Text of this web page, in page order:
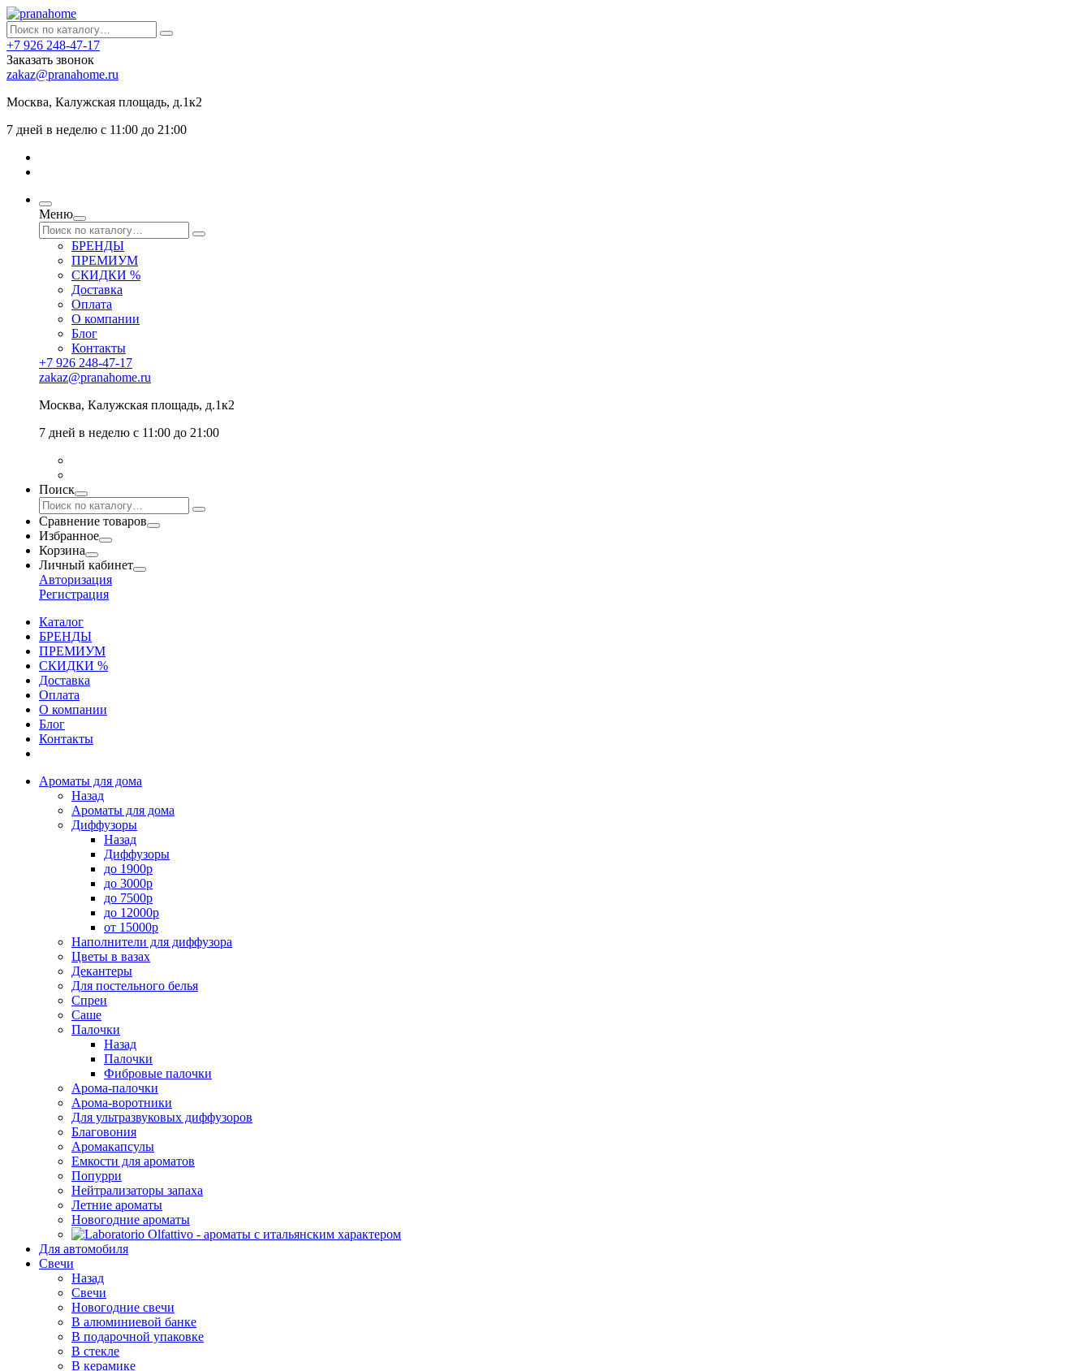
+7 926 248-47-17
Заказать звонок
zakaz@pranahome.ru
Москва, Калужская площадь, д.1к2
7 дней в неделю с 11:00 до 21:00
Меню
БРЕНДЫ
ПРЕМИУМ
СКИДКИ %
Доставка
Оплата
О компании
Блог
Контакты
+7 926 248-47-17
zakaz@pranahome.ru
Москва, Калужская площадь, д.1к2
7 дней в неделю с 11:00 до 21:00
Поиск
Сравнение товаров
Избранное
Корзина
Личный кабинет
Авторизация
Регистрация
Каталог
БРЕНДЫ
ПРЕМИУМ
СКИДКИ %
Доставка
Оплата
О компании
Блог
Контакты
Ароматы для дома
Назад
Ароматы для дома
Диффузоры
Назад
Диффузоры
до 1900р
до 3000р
до 7500р
до 12000р
от 15000р
Наполнители для диффузора
Цветы в вазах
Декантеры
Для постельного белья
Спреи
Саше
Палочки
Назад
Палочки
Фибровые палочки
Арома-палочки
Арома-воротники
Для ультразвуковых диффузоров
Благовония
Аромакапсулы
Емкости для ароматов
Попурри
Нейтрализаторы запаха
Летние ароматы
Новогодние ароматы
Для автомобиля
Свечи
Назад
Свечи
Новогодние свечи
В алюминиевой банке
В подарочной упаковке
В стекле
В керамике